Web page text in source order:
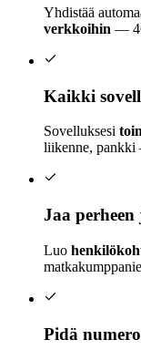
Yhdistää
verkkoihin —
Kaikki
Sovelluksesi
liikenne, pankki
Jaa perheen
Luo
Pidä